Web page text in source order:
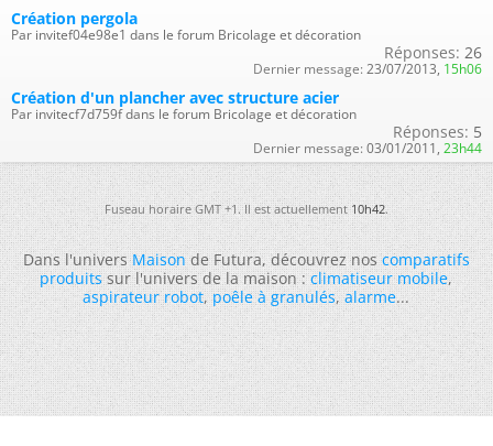
Création pergola
Par invitef04e98e1 dans le forum Bricolage et décoration
Réponses: 26
Dernier message: 23/07/2013, 15h06
Création d'un plancher avec structure acier
Par invitecf7d759f dans le forum Bricolage et décoration
Réponses: 5
Dernier message: 03/01/2011, 23h44
Fuseau horaire GMT +1. Il est actuellement10h42.
Dans l'universMaisonde Futura, découvrez noscomparatifs
produitssur l'univers de la maison :climatiseur mobile,
aspirateur robot,poêle à granulés,alarme...